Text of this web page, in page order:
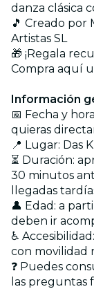
danza clásica
🎵 Creado por
Artistas SL
🎁 ¡Regala
Compra aquí
Información
📅 Fecha y
quieras
📍 Lugar: Das K
⏳ Duración:
30 minutos
llegadas
👤 Edad: a
deben ir
♿
con movilidad
❓ Puedes
las preguntas